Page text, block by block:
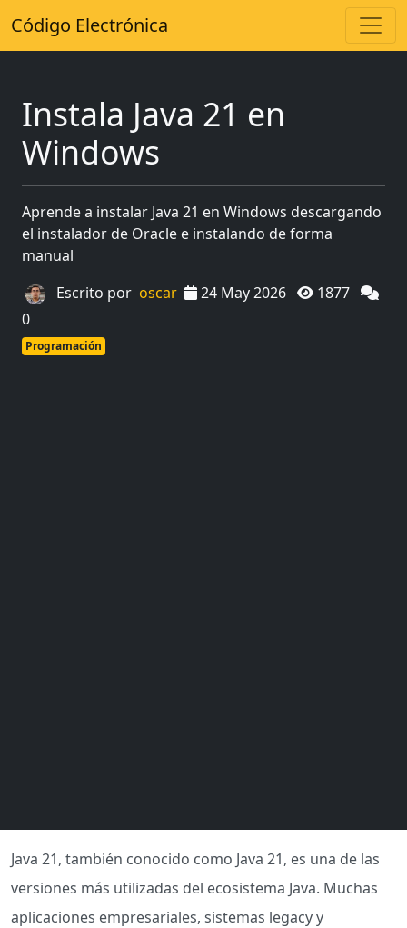
Código Electrónica
Instala Java 21 en
Windows
Aprende a instalar Java 21 en Windows descargando
el instalador de Oracle e instalando de forma
manual
Escrito por oscar 24 May 2026
1877
0
Programación
Java 21, también conocido como Java 21, es una de las
versiones más utilizadas del ecosistema Java. Muchas
aplicaciones empresariales, sistemas legacy y